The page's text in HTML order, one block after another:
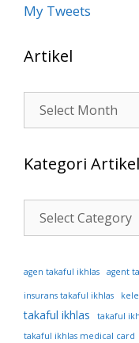
My Tweets
Artikel
Artikel
Kategori Artikel
Kategori
Artikel
agen takaful ikhlas agent
insurans takaful ikhlas
takaful ikhlas takaful
takaful ikhlas medical card